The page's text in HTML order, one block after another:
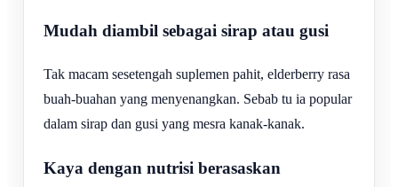
Mudah diambil sebagai sirap atau gusi
Tak macam sesetengah suplemen pahit, elderberry rasa
buah-buahan yang menyenangkan. Sebab tu ia popular
dalam sirap dan gusi yang mesra kanak-kanak.
Kaya dengan nutrisi berasaskan